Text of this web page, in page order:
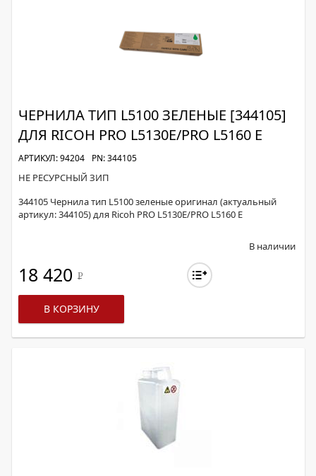
ЧЕРНИЛА ТИП L5100 ЗЕЛЕНЫЕ [344105]
ДЛЯ RICOH PRO L5130E/PRO L5160 E
АРТИКУЛ: 94204 PN: 344105
НЕ РЕСУРСНЫЙ ЗИП
344105 Чернила тип L5100 зеленые оригинал (актуальный
артикул: 344105) для Ricoh PRO L5130E/PRO L5160 E
В наличии
18 420 Р
В КОРЗИНУ